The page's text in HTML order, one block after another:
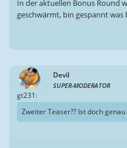
In der aktuellen Bonus Round
geschwärmt, bin gespannt
Devil
SUPER-MODERATOR
gt231:
Zweiter Teaser?? Ist doch